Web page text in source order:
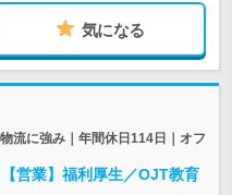
気になる
流に強み｜年間休日114日｜オフ
営業】福利厚生／OJT教育